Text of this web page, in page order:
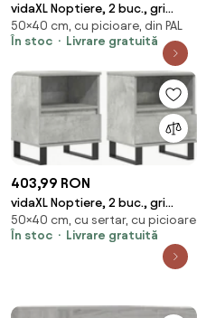
vidaXL Noptiere, 2 buc., gri
sonoma, 40x30x50 cm, lemn
compozit
50×40 cm, cu picioare, din PAL
În stoc
Livrare gratuită
403,99 RON
vidaXL Noptiere, 2 buc., gri
beton, 40x35x50 cm, lemn
compozit
50×40 cm, cu sertar, cu picioare
În stoc
Livrare gratuită